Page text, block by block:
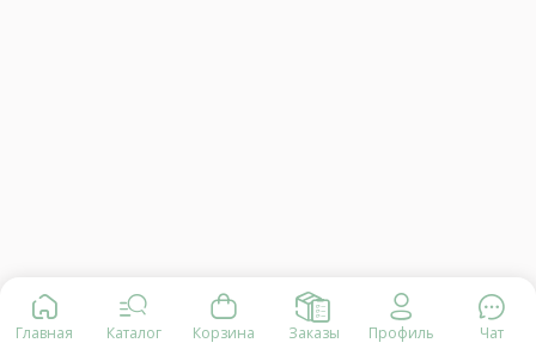
Главная Каталог Корзина Заказы Профиль Чат